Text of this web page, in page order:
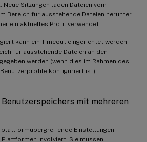
Sitzungen laden Dateien vom
Bereich für ausstehende Dateien herunter,
ein aktuelles Profil verwendet.
kann ein Timeout eingerichtet werden,
für ausstehende Dateien an den
werden (wenn dies im Rahmen des
konfiguriert ist).
mit mehreren
plattformübergreifende Einstellungen
involviert. Sie müssen